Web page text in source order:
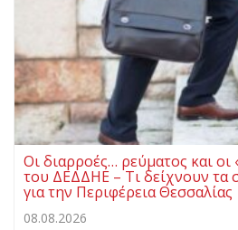
Οι διαρροές… ρεύματος και οι
του ΔΕΔΔΗΕ – Τι δείχνουν τα
για την Περιφέρεια Θεσσαλίας
08.08.2026